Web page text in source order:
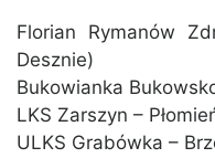
Florian Rymanów
Desznie)
Bukowianka
LKS Zarszyn –
ULKS Grabówka –